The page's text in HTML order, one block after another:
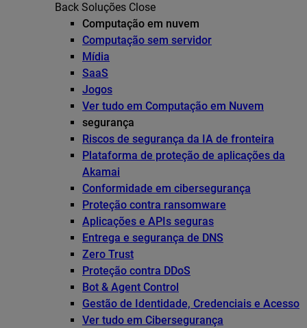
Back Soluções Close
Computação em nuvem
Computação sem servidor
Mídia
SaaS
Jogos
Ver tudo em Computação em Nuvem
segurança
Riscos de segurança da IA de fronteira
Plataforma de proteção de aplicações da
Akamai
Conformidade em cibersegurança
Proteção contra ransomware
Aplicações e APIs seguras
Entrega e segurança de DNS
Zero Trust
Proteção contra DDoS
Bot & Agent Control
Gestão de Identidade, Credenciais e Acesso
Ver tudo em Cibersegurança